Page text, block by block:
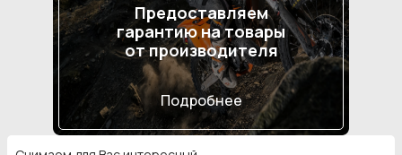
Предоставляем
гарантию на товары
от производителя
Подробнее